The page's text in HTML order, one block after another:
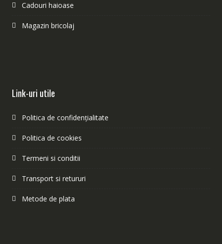
Cadouri haioase
Magazin bricolaj
Link-uri utile
Politica de confidențialitate
Politica de cookies
Termeni si conditii
Transport si retururi
Metode de plata